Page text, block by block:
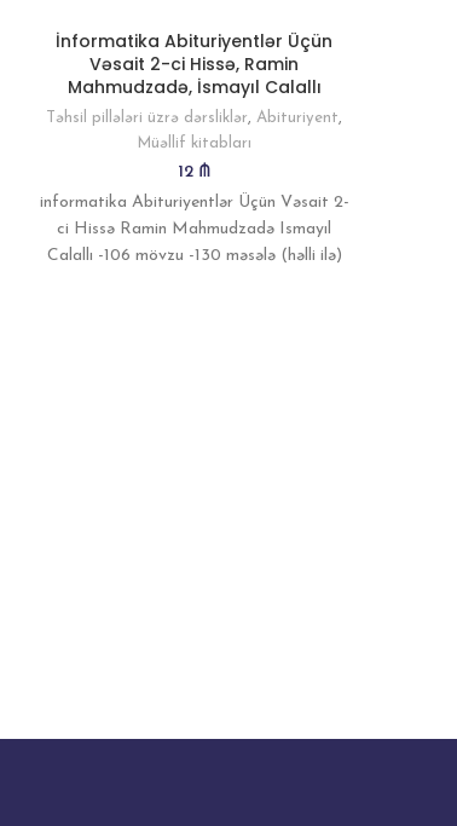
İnformatika Abituriyentlər Üçün
Vəsait 2-ci Hissə, Ramin
Mahmudzadə, İsmayıl Calallı
Təhsil pillələri üzrə dərsliklər, Abituriyent,
Müəllif kitabları
12 ₼
informatika Abituriyentlər Üçün Vəsait 2-
ci Hissə Ramin Mahmudzadə Ismayıl
Calallı -106 mövzu -130 məsələ (həlli ilə)